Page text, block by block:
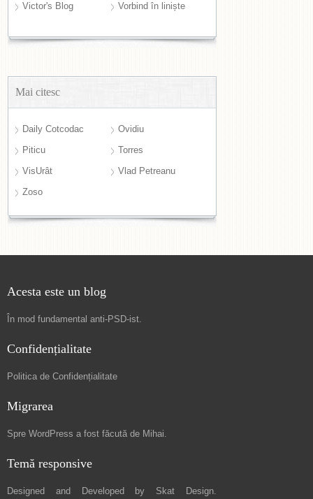
Victor's Blog
Vorbind în liniște
Mai citesc
Daily Cotcodac
Ovidiu
Piticu
Torres
VisUrât
Vlad Petreanu
Zoso
Acesta este un blog
În mod fundamental anti-PSD-ist.
Confidențialitate
Politica de Confidențialitate
Migrarea
Spre WordPress a fost făcută de Mihai.
Temă responsive
Designed and Developed by Skat Design.